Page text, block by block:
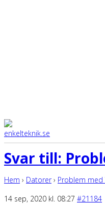
Svar till:
Hem › Datorer › Problem med
14 sep, 2020 kl. 08:27 #21184